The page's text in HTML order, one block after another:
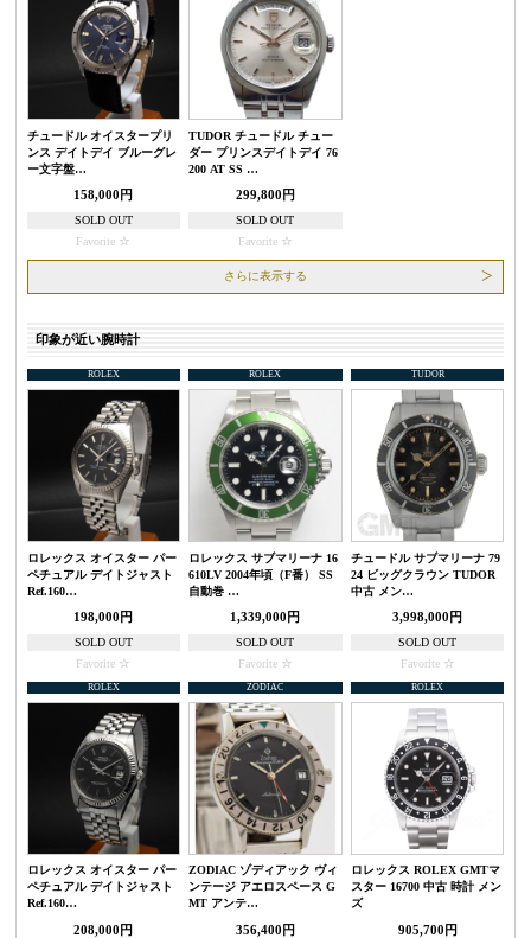
チュードル オイスタープリ
ンス デイトデイ ブルーグレ
ー文字盤…
158,000円
SOLD OUT
Favorite
TUDOR チュードル チュー
ダー プリンスデイトデイ 76
200 AT SS …
299,800円
SOLD OUT
Favorite
さらに表示する
印象が近い腕時計
ROLEX
ロレックス オイスター パー
ペチュアル デイトジャスト
Ref.160…
198,000円
SOLD OUT
Favorite
ROLEX
ロレックス サブマリーナ 16
610LV 2004年頃（F番） SS
自動巻 …
1,339,000円
SOLD OUT
Favorite
TUDOR
チュードル サブマリーナ 79
24 ビッグクラウン TUDOR
中古 メン…
3,998,000円
SOLD OUT
Favorite
ROLEX
ロレックス オイスター パー
ペチュアル デイトジャスト
Ref.160…
208,000円
ZODIAC
ZODIAC ゾディアック ヴィ
ンテージ アエロスペース G
MT アンテ…
356,400円
ROLEX
ロレックス ROLEX GMTマ
スター 16700 中古 時計 メン
ズ
905,700円